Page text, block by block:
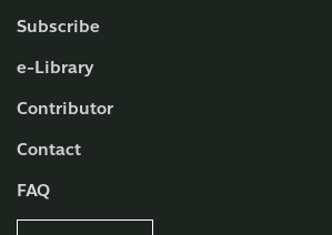
Subscribe
e-Library
Contributor
Contact
FAQ